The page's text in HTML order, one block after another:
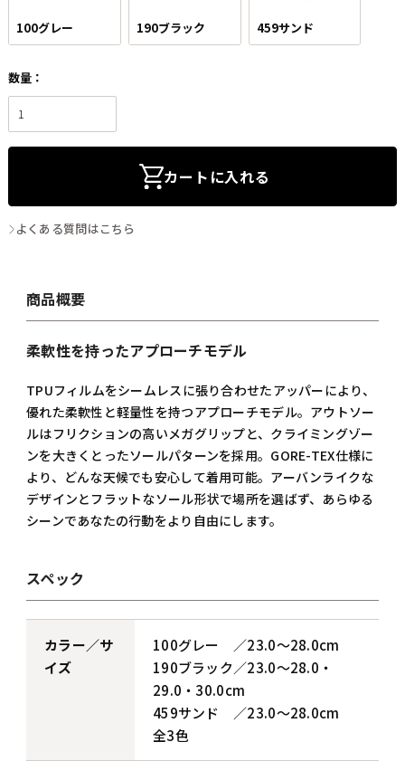
100グレー 190ブラック 459サンド
カートに入れる
よくある質問はこちら
商品概要
柔軟性を持ったアプローチモデル
TPUフィルムをシームレスに張り合わせたアッパーにより、
優れた柔軟性と軽量性を持つアプローチモデル。アウトソー
ルはフリクションの高いメガグリップと、クライミングゾー
ンを大きくとったソールパターンを採用。GORE-TEX仕様に
より、どんな天候でも安心して着用可能。アーバンライクな
デザインとフラットなソール形状で場所を選ばず、あらゆる
シーンであなたの行動をより自由にします。
スペック
カラー／サ
イズ
100グレー ／23.0～28.0cm
190ブラック／23.0～28.0・
29.0・30.0cm
459サンド ／23.0～28.0cm
全3色